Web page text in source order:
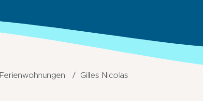
Ferienwohnungen Gilles Nicolas